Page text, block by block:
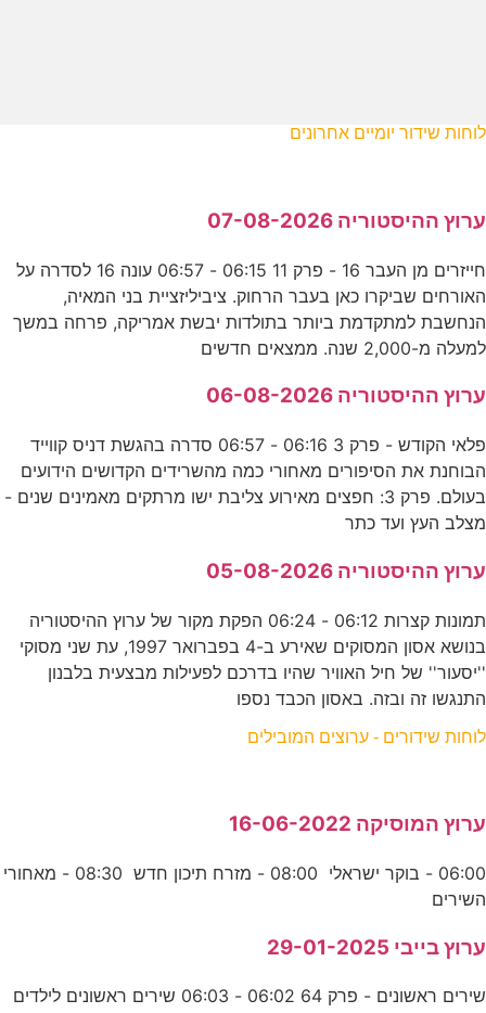
לוחות שידור יומיים אחרונים
ערוץ ההיסטוריה 07-08-2026
חייזרים מן העבר 16 - פרק 11 06:15 - 06:57 עונה 16 לסדרה על
האורחים שביקרו כאן בעבר הרחוק. ציביליזציית בני המאיה,
הנחשבת למתקדמת ביותר בתולדות יבשת אמריקה, פרחה במשך
למעלה מ-2,000 שנה. ממצאים חדשים
ערוץ ההיסטוריה 06-08-2026
פלאי הקודש - פרק 3 06:16 - 06:57 סדרה בהגשת דניס קווייד
הבוחנת את הסיפורים מאחורי כמה מהשרידים הקדושים הידועים
בעולם. פרק 3: חפצים מאירוע צליבת ישו מרתקים מאמינים שנים -
מצלב העץ ועד כתר
ערוץ ההיסטוריה 05-08-2026
תמונות קצרות 06:12 - 06:24 הפקת מקור של ערוץ ההיסטוריה
בנושא אסון המסוקים שאירע ב-4 בפברואר 1997, עת שני מסוקי
''יסעור'' של חיל האוויר שהיו בדרכם לפעילות מבצעית בלבנון
התנגשו זה ובזה. באסון הכבד נספו
לוחות שידורים - ערוצים המובילים
ערוץ המוסיקה 16-06-2022
06:00 - בוקר ישראלי 08:00 - מזרח תיכון חדש 08:30 - מאחורי
השירים
ערוץ בייבי 29-01-2025
שירים ראשונים - פרק 64 06:02 - 06:03 שירים ראשונים לילדים